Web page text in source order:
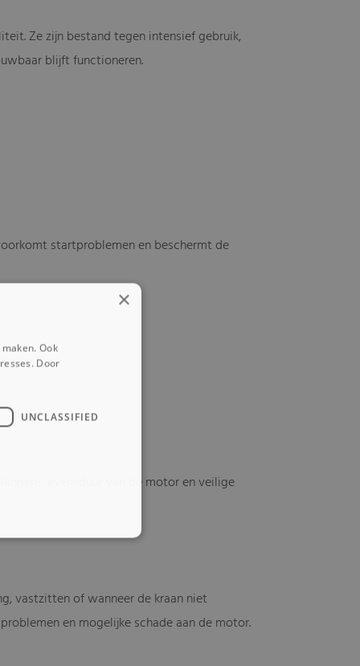
Ze zijn bestand tegen intensief gebruik,
blijft functioneren.
startproblemen en beschermt de
levensduur van de motor en veilige
vastzitten of wanneer de kraan niet
en mogelijke schade aan de motor.
×
Ook
Door
UNCLASSIFIED